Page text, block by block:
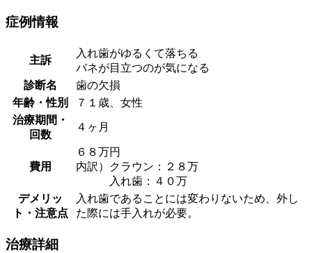
症例情報
主訴
入れ歯がゆるくて落ちる
バネが目立つのが気になる
診断名
歯の欠損
年齢・性別
７１歳、女性
治療期間・
回数
４ヶ月
費用
６８万円
内訳）クラウン：２８万
入れ歯：４０万
デメリッ
ト・注意点
入れ歯であることには変わりないため、外し
た際には手入れが必要。
治療詳細